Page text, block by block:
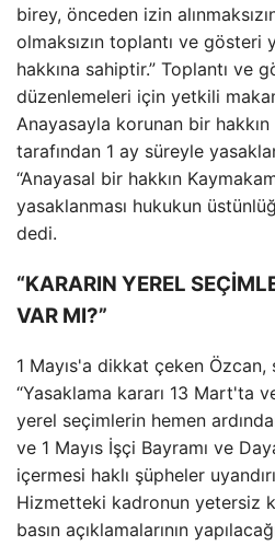
birey, önceden izin
olmaksızın toplantı ve gösteri
hakkına sahiptir.” Toplantı ve
düzenlemeleri için yetkili
Anayasayla korunan bir hakkın
tarafından 1 ay süreyle
“Anayasal bir hakkın
yasaklanması hukukun
dedi.
“KARARIN YEREL
VAR MI?”
1 Mayıs'a dikkat çeken Özcan,
“Yasaklama kararı 13 Mart'ta
yerel seçimlerin hemen
ve 1 Mayıs İşçi Bayramı ve
içermesi haklı şüpheler
Hizmetteki kadronun yetersiz
basın açıklamalarının